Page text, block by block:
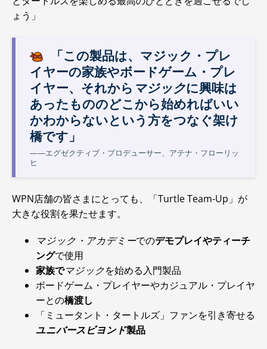
ょう」
「この製品は、マジック・プレ
イヤーの家族やボードゲーム・プレ
イヤー、それから マジックに興味は
あったもののどこから始めればいい
かわからないという方をつなぐ架け
橋です」
――エグゼクティブ・プロデューサー、アテナ・フローリッ
ヒ
WPN店舗の皆さまにとっても、「Turtle Team-Up」が
大きな役割を果たせます。
マジック・アカデミーでのデモプレイやティーチ
ングで使用
家族でマジックを始める入門製品
ボードゲーム・プレイヤーやカジュアル・プレイヤ
ーとの橋渡し
「ミュータント・タートルズ」ファンを引き寄せる
ユニバースビヨンド製品